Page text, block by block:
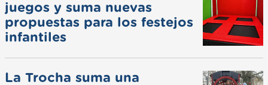
juegos y suma nuevas
propuestas para los festejos
infantiles
La Trocha suma una